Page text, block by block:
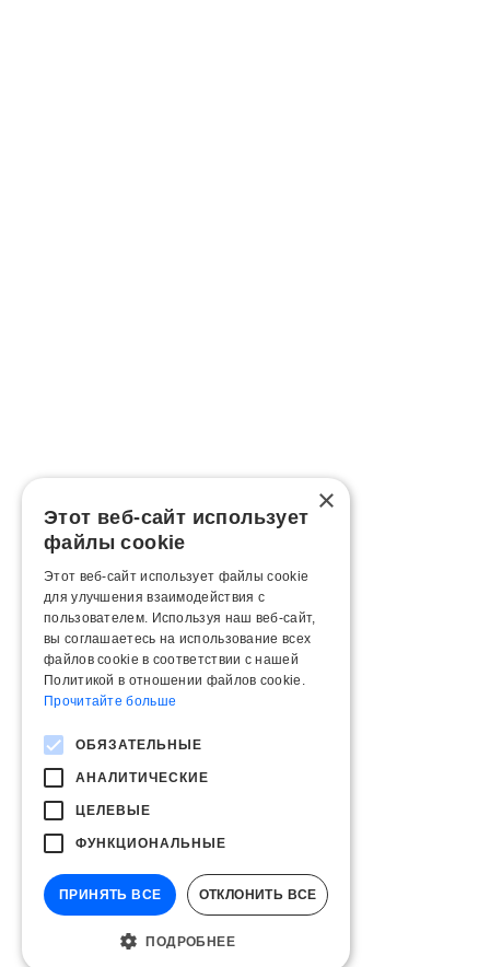
×
Этот веб-сайт использует
файлы cookie
Этот веб-сайт использует файлы cookie
для улучшения взаимодействия с
пользователем. Используя наш веб-сайт,
вы соглашаетесь на использование всех
файлов cookie в соответствии с нашей
Политикой в ​​отношении файлов cookie.
Прочитайте больше
ОБЯЗАТЕЛЬНЫЕ
АНАЛИТИЧЕСКИЕ
ЦЕЛЕВЫЕ
ФУНКЦИОНАЛЬНЫЕ
ПРИНЯТЬ ВСЕ ОТКЛОНИТЬ ВСЕ
ПОДРОБНЕЕ